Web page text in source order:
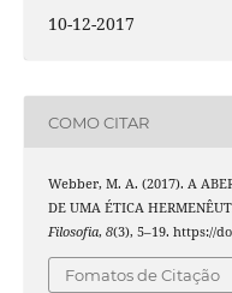
10-12-2017
COMO CITAR
Webber, M. A. (2017). A
DE UMA ÉTICA
Filosofia, 8(3), 5–19. https://
Fomatos de Citação